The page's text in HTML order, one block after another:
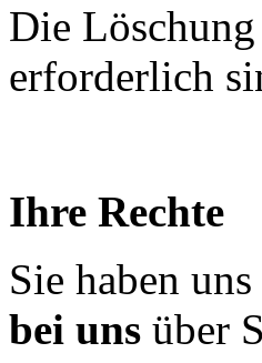
Die
erforderlich
Ihre Rechte
Sie haben
bei uns über